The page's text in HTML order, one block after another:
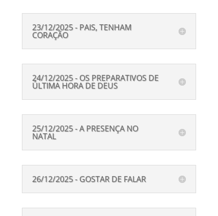
23/12/2025 - PAIS, TENHAM
CORAÇÃO
24/12/2025 - OS PREPARATIVOS DE
ÚLTIMA HORA DE DEUS
25/12/2025 - A PRESENÇA NO
NATAL
26/12/2025 - GOSTAR DE FALAR